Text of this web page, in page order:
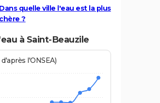
Dans quelle ville l'eau est la plus
chère ?
à Saint-Beauzile
l'ONSEA)